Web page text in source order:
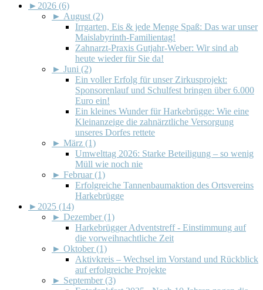
► 2026 (6)
► August (2)
Irrgarten, Eis & jede Menge Spaß: Das war unser
Maislabyrinth-Familientag!
Zahnarzt-Praxis Gutjahr-Weber: Wir sind ab
heute wieder für Sie da!
► Juni (2)
Ein voller Erfolg für unser Zirkusprojekt:
Sponsorenlauf und Schulfest bringen über 6.000
Euro ein!
Ein kleines Wunder für Harkebrügge: Wie eine
Kleinanzeige die zahnärztliche Versorgung
unseres Dorfes rettete
► März (1)
Umwelttag 2026: Starke Beteiligung – so wenig
Müll wie noch nie
► Februar (1)
Erfolgreiche Tannenbaumaktion des Ortsvereins
Harkebrügge
► 2025 (14)
► Dezember (1)
Harkebrügger Adventstreff - Einstimmung auf
die vorweihnachtliche Zeit
► Oktober (1)
Aktivkreis – Wechsel im Vorstand und Rückblick
auf erfolgreiche Projekte
► September (3)